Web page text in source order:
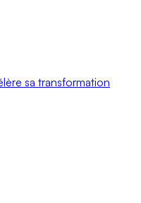
sa transformation